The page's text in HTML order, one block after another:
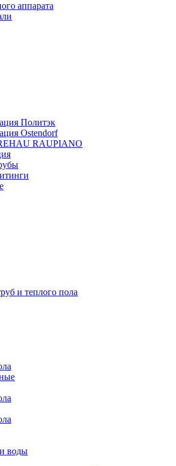
аппарата
Политэк
Ostendorf
RAUPIANO
и теплого пола
воды